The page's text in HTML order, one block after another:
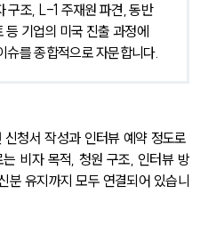
구조, L-1 주재원 파견, 동반
기업의 미국 진출 과정에
슈를 종합적으로 자문합니다.
청서 작성과 인터뷰 예약 정도로
비자 목적, 청원 구조, 인터뷰 방
분 유지까지 모두 연결되어 있습니